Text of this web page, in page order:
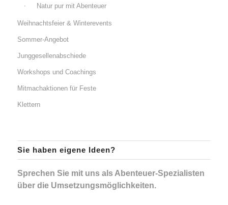
Natur pur mit Abenteuer
Weihnachtsfeier & Winterevents
Sommer-Angebot
Junggesellenabschiede
Workshops und Coachings
Mitmachaktionen für Feste
Klettern
Sie haben eigene Ideen?
Sprechen Sie mit uns als Abenteuer-Spezialisten
über die Umsetzungsmöglichkeiten.